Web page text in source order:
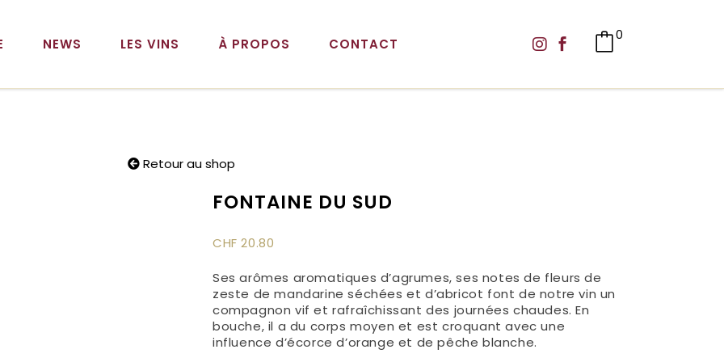
NEWS LES VINS À PROPOS CONTACT
0
Retour au shop
FONTAINE DU SUD
CHF 20.80
Ses arômes aromatiques d’agrumes, ses notes de fleurs de
zeste de mandarine séchées et d’abricot font de notre vin un
compagnon vif et rafraîchissant des journées chaudes. En
bouche, il a du corps moyen et est croquant avec une
influence d’écorce d’orange et de pêche blanche.